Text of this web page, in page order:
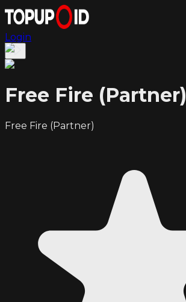
Login
Free Fire (Partner)
Free Fire (Partner)